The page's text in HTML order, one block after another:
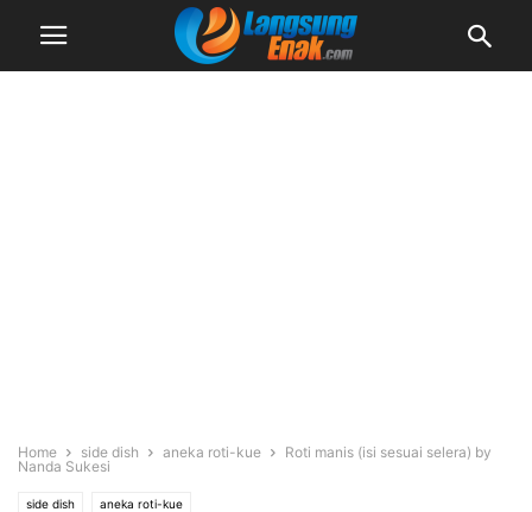
Home side dish aneka roti-kue
Roti manis (isi sesuai selera) by
Nanda Sukesi
side dish aneka roti-kue